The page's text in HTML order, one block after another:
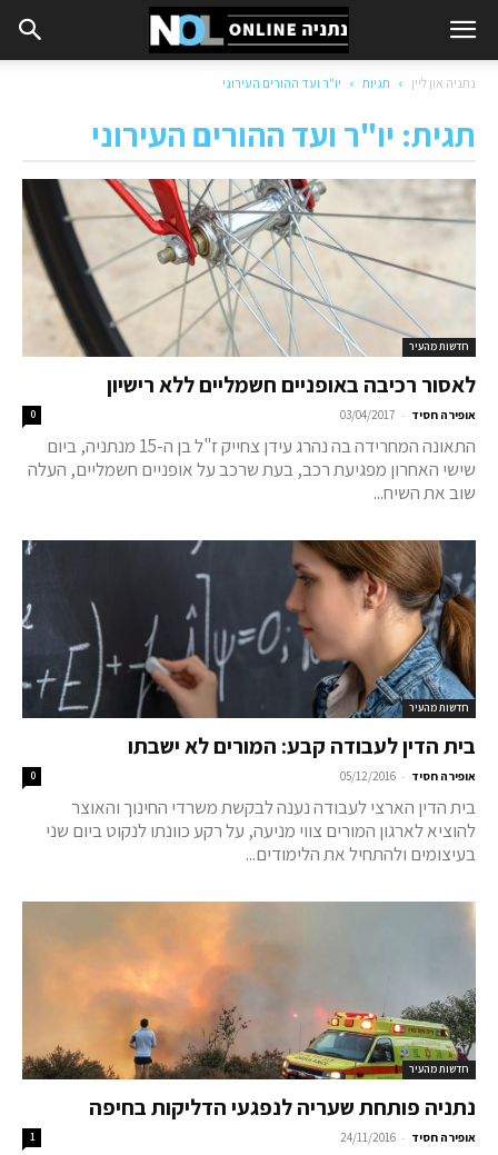
נתניה און ליין תגיות יו"ר ועד ההורים העירוני
תגית: יו"ר ועד ההורים העירוני
חדשות מהעיר
לאסור רכיבה באופניים חשמליים ללא רישיון
אופירה חסיד -
03/04/2017
0
התאונה המחרידה בה נהרג עידן צחייק ז"ל בן ה-15 מנתניה, ביום
שישי האחרון מפגיעת רכב, בעת שרכב על אופניים חשמליים, העלה
שוב את השיח...
חדשות מהעיר
בית הדין לעבודה קבע: המורים לא ישבתו
אופירה חסיד -
05/12/2016
0
בית הדין הארצי לעבודה נענה לבקשת משרדי החינוך והאוצר
להוציא לארגון המורים צווי מניעה, על רקע כוונתו לנקוט ביום שני
בעיצומים ולהתחיל את הלימודים...
חדשות מהעיר
נתניה פותחת שעריה לנפגעי הדליקות בחיפה
אופירה חסיד -
24/11/2016
1